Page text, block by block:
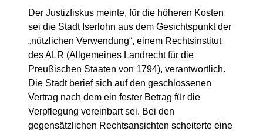
Der Justizfiskus meinte, für die höheren Kosten
sei die Stadt Iserlohn aus dem Gesichtspunkt der
„nützlichen Verwendung“, einem Rechtsinstitut
des ALR (Allgemeines Landrecht für die
Preußischen Staaten von 1794), verantwortlich.
Die Stadt berief sich auf den geschlossenen
Vertrag nach dem ein fester Betrag für die
Verpflegung vereinbart sei. Bei den
gegensätzlichen Rechtsansichten scheiterte eine